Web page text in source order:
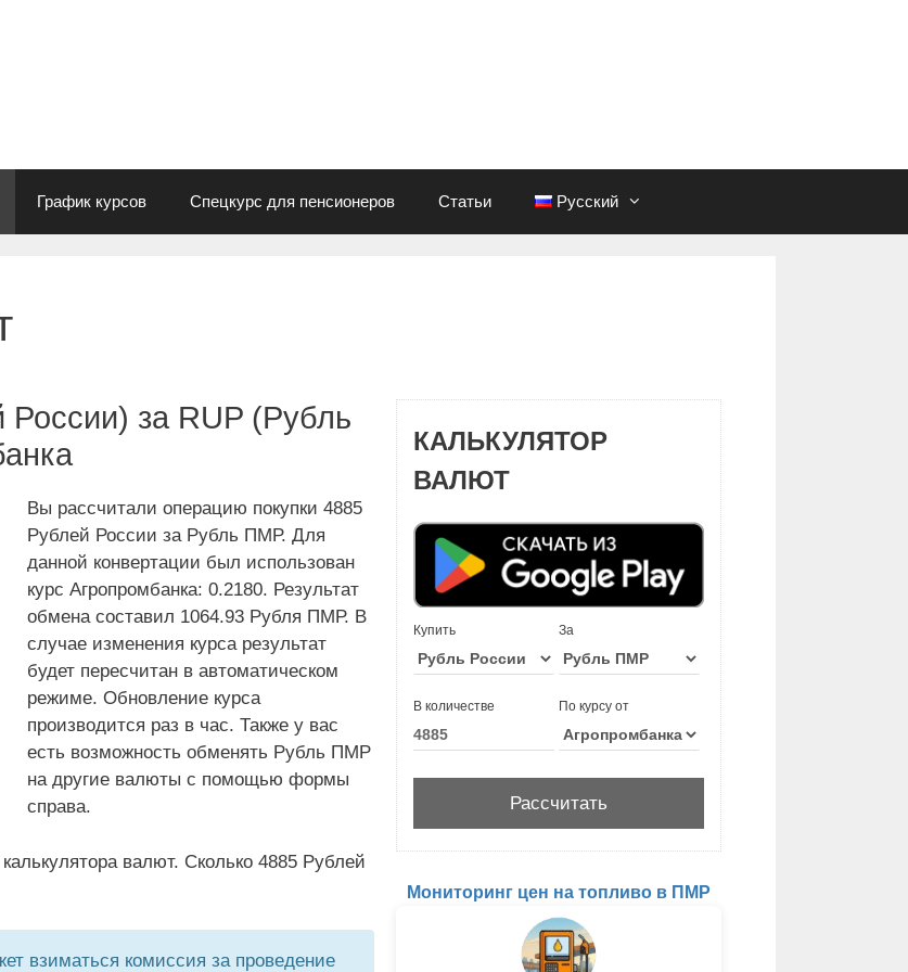
График курсов Спецкурс для пенсионеров Статьи Русский
за RUP (Рубль
Вы рассчитали операцию покупки 4885
Рублей России за Рубль ПМР. Для
данной конвертации был использован
курс Агропромбанка: 0.2180. Результат
обмена составил 1064.93 Рубля ПМР. В
случае изменения курса результат
будет пересчитан в автоматическом
режиме. Обновление курса
производится раз в час. Также у вас
есть возможность обменять Рубль ПМР
на другие валюты с помощью формы
справа.
валют. Сколько 4885 Рублей
взиматься комиссия за проведение
КАЛЬКУЛЯТОР
ВАЛЮТ
Купить За
В количестве По курсу от
Мониторинг цен на топливо в ПМР